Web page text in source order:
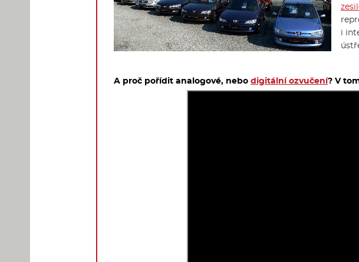
i
A proč pořídit analogové, nebo digitální ozvučení? V